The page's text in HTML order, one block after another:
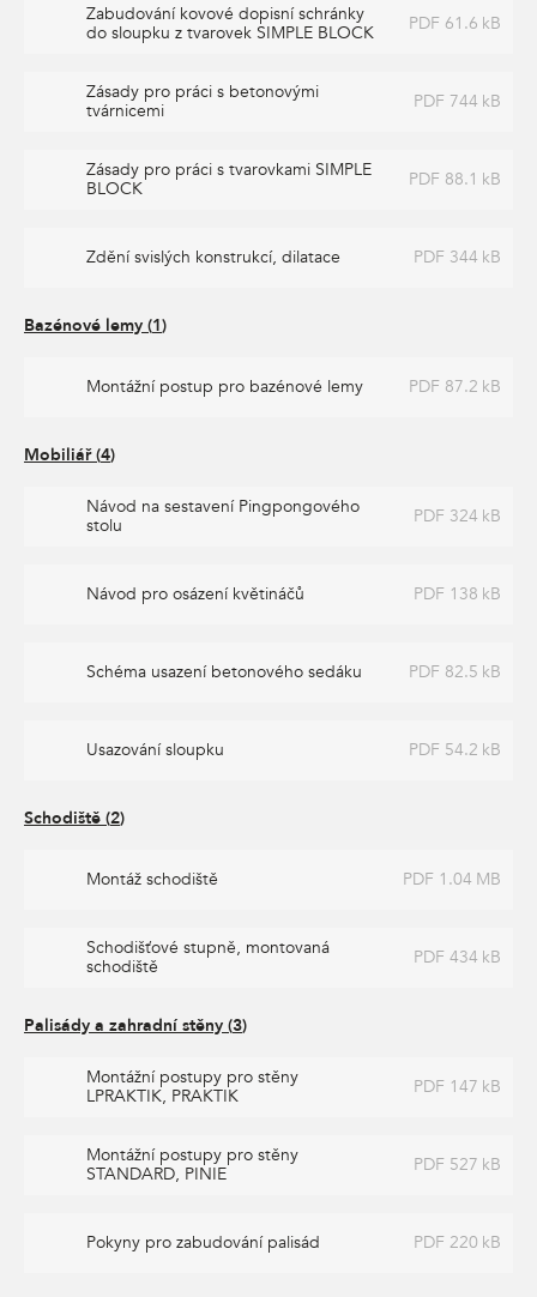
Zabudování kovové dopisní schránky
do sloupku z tvarovek SIMPLE BLOCK
PDF 61.6 kB
Zásady pro práci s betonovými
tvárnicemi
PDF 744 kB
Zásady pro práci s tvarovkami SIMPLE
BLOCK
PDF 88.1 kB
Zdění svislých konstrukcí, dilatace PDF 344 kB
Bazénové lemy (1)
Montážní postup pro bazénové lemy PDF 87.2 kB
Mobiliář(4)
Návod na sestavení Pingpongového
stolu
PDF 324 kB
Návod pro osázení květináčů PDF 138 kB
Schéma usazení betonového sedáku PDF 82.5 kB
Usazování sloupku PDF 54.2 kB
Schodiště (2)
Montáž schodiště PDF 1.04 MB
Schodišťové stupně, montovaná
schodiště
PDF 434 kB
Palisády a zahradní stěny (3)
Montážní postupy pro stěny
LPRAKTIK, PRAKTIK
PDF 147 kB
Montážní postupy pro stěny
STANDARD, PINIE
PDF 527 kB
Pokyny pro zabudování palisád PDF 220 kB